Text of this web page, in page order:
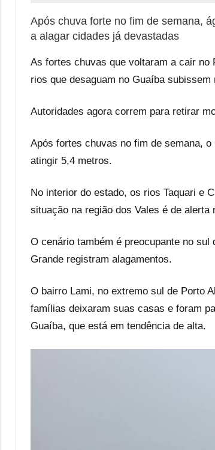
Após chuva forte no fim de semana,
a alagar cidades já devastadas
As fortes chuvas que voltaram a cair no
rios que desaguam no Guaíba
Autoridades agora correm para retirar
Após fortes chuvas no fim de semana, o
atingir 5,4 metros.
No interior do estado, os rios Taquari e
situação na região dos Vales é de
O cenário também é preocupante no
Grande registram alagamentos.
O bairro Lami, no extremo sul de Porto
famílias deixaram suas casas e foram
Guaíba, que está em tendência de alta.